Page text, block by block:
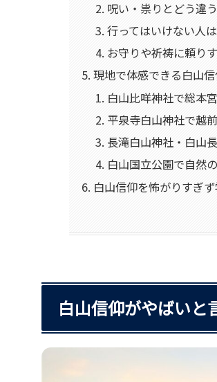
呪い・祟りとどう違
行ってはいけない人
お守りや祈祷に頼り
現地で体感できる白山
白山比咩神社で総本
平泉寺白山神社で越
長滝白山神社・白山
白山国立公園で自然
白山信仰を怖がりすぎ
白山信仰がやばいと